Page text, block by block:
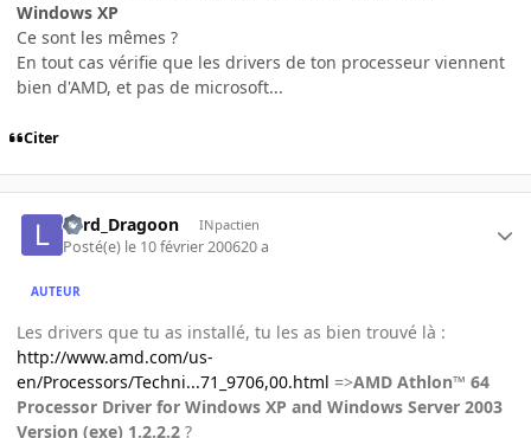
Windows XP
Ce sont les mêmes ?
En tout cas vérifie que les drivers de ton processeur viennent
bien d'AMD, et pas de microsoft...
Citer
Lord_Dragoon INpactien
Posté(e) le 10 février 200620 a
AUTEUR
Les drivers que tu as installé, tu les as bien trouvé là :
http://www.amd.com/us-
en/Processors/Techni...71_9706,00.html =>AMD Athlon™ 64
Processor Driver for Windows XP and Windows Server 2003
Version (exe) 1.2.2.2 ?